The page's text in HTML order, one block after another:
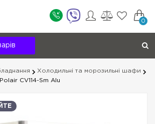
0
Холодильні та морозильні шафи
CV114-Sm Alu